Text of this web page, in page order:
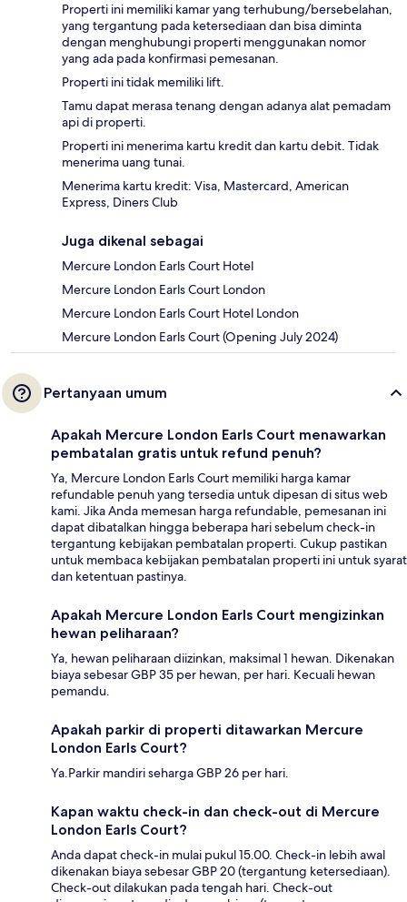
Properti ini memiliki kamar yang terhubung/bersebelahan,
yang tergantung pada ketersediaan dan bisa diminta
dengan menghubungi properti menggunakan nomor
yang ada pada konfirmasi pemesanan.
Properti ini tidak memiliki lift.
Tamu dapat merasa tenang dengan adanya alat pemadam
api di properti.
Properti ini menerima kartu kredit dan kartu debit. Tidak
menerima uang tunai.
Menerima kartu kredit: Visa, Mastercard, American
Express, Diners Club
Juga dikenal sebagai
Mercure London Earls Court Hotel
Mercure London Earls Court London
Mercure London Earls Court Hotel London
Mercure London Earls Court (Opening July 2024)
Pertanyaan umum
Apakah Mercure London Earls Court menawarkan
pembatalan gratis untuk refund penuh?
Ya, Mercure London Earls Court memiliki harga kamar
refundable penuh yang tersedia untuk dipesan di situs web
kami. Jika Anda memesan harga refundable, pemesanan ini
dapat dibatalkan hingga beberapa hari sebelum check-in
tergantung kebijakan pembatalan properti. Cukup pastikan
untuk membaca kebijakan pembatalan properti ini untuk syarat
dan ketentuan pastinya.
Apakah Mercure London Earls Court mengizinkan
hewan peliharaan?
Ya, hewan peliharaan diizinkan, maksimal 1 hewan. Dikenakan
biaya sebesar GBP 35 per hewan, per hari. Kecuali hewan
pemandu.
Apakah parkir di properti ditawarkan Mercure
London Earls Court?
Ya.Parkir mandiri seharga GBP 26 per hari.
Kapan waktu check-in dan check-out di Mercure
London Earls Court?
Anda dapat check-in mulai pukul 15.00. Check-in lebih awal
dikenakan biaya sebesar GBP 20 (tergantung ketersediaan).
Check-out dilakukan pada tengah hari. Check-out